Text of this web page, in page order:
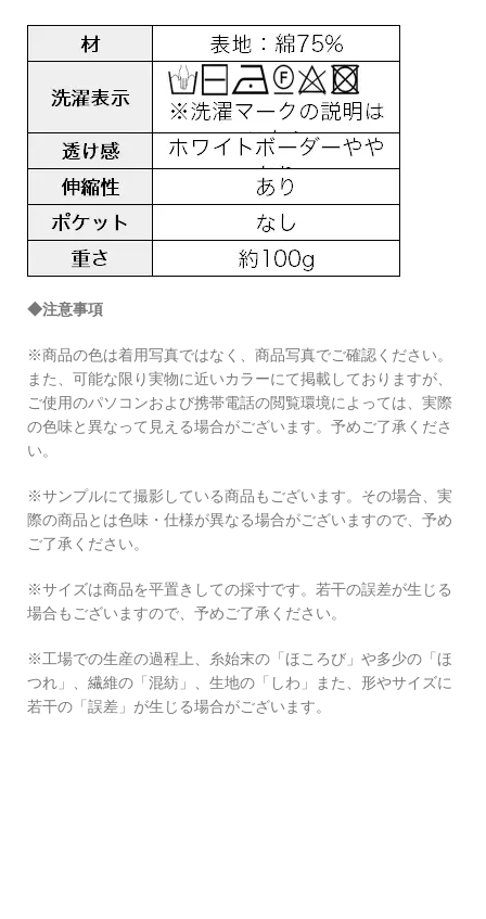
◆注意事項
※商品の色は着用写真ではなく、商品写真でご確認ください。
また、可能な限り実物に近いカラーにて掲載しておりますが、
ご使用のパソコンおよび携帯電話の閲覧環境によっては、実際
の色味と異なって見える場合がございます。予めご了承くださ
い。
※サンプルにて撮影している商品もございます。その場合、実
際の商品とは色味・仕様が異なる場合がございますので、予め
ご了承ください。
※サイズは商品を平置きしての採寸です。若干の誤差が生じる
場合もございますので、予めご了承ください。
※工場での生産の過程上、糸始末の「ほころび」や多少の「ほ
つれ」、繊維の「混紡」、生地の「しわ」また、形やサイズに
若干の「誤差」が生じる場合がございます。